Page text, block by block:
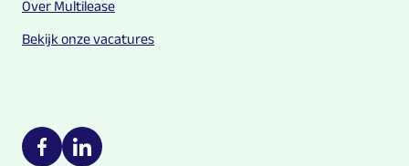
Over Multilease
Bekijk onze vacatures
Multilease on social media
https://nl-nl.facebook.com/Multilease/
https://www.linkedin.com/company/multilease